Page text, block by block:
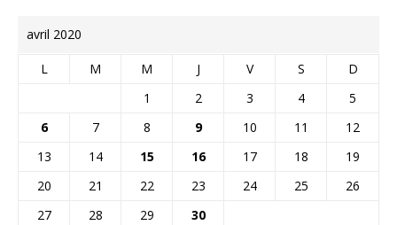
avril 2020
L M M J V S
D
1
2 3 4
5
6
7 8 9 10 11
12
13
14 15 16 17 18
19
20
21 22 23 24 25
26
27
28 29 30